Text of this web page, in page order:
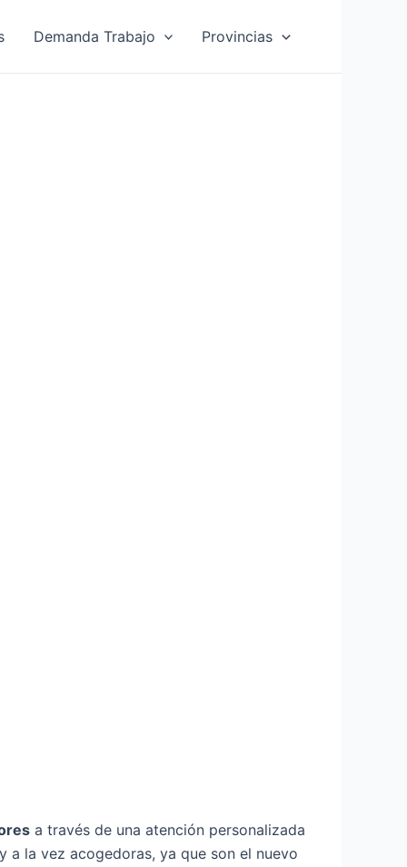
Demanda Trabajo Provincias
a través de una atención personalizada
a la vez acogedoras, ya que son el nuevo